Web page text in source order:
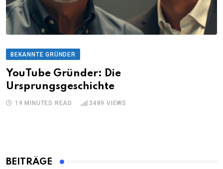
BEKANNTE GRÜNDER
YouTube Gründer: Die
Ursprungsgeschichte
19 MINUTES READ 3489 VIEWS
BEITRÄGE